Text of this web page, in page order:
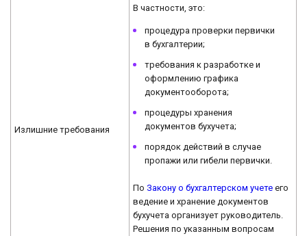
Излишние требования
В частности, это:
процедура проверки первички
в бухгалтерии;
требования к разработке и
оформлению графика
документооборота;
процедуры хранения
документов бухучета;
порядок действий в случае
пропажи или гибели первички.
По Закону о бухгалтерском учете его
ведение и хранение документов
бухучета организует руководитель.
Решения по указанным вопросам